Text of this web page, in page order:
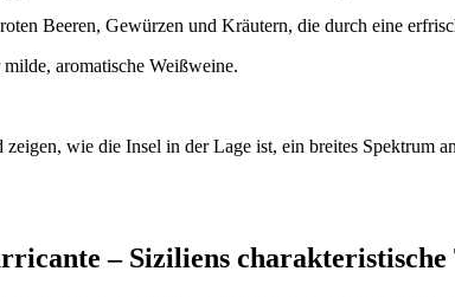
Beeren, Gewürzen und Kräutern, die durch eine
aromatische Weißweine.
wie die Insel in der Lage ist, ein breites
– Siziliens charakteristische